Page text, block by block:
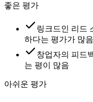
좋은 평가
링크드인 리드
하다는 평가가 많음
창업자의 피드
는 평이 많음
아쉬운 평가